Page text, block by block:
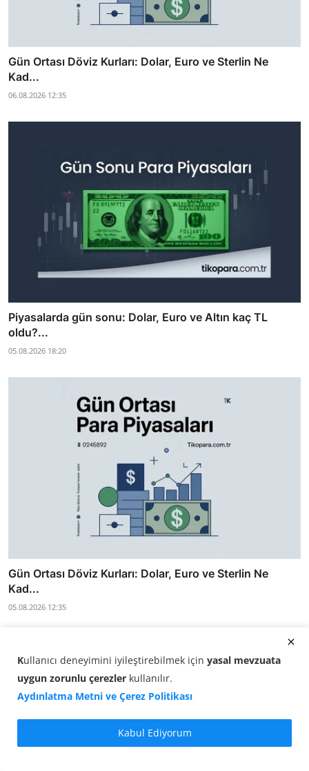
Gün Ortası Döviz Kurları: Dolar, Euro ve Sterlin Ne
Kad...
06.08.2026 12:35
Piyasalarda gün sonu: Dolar, Euro ve Altın kaç TL
oldu?...
05.08.2026 18:20
Gün Ortası Döviz Kurları: Dolar, Euro ve Sterlin Ne
Kad...
05.08.2026 12:35
Dolar Kaç TL? USD/TL Sabah
Kuru (06 Haziran 2026)
Döviz Kurları: Dolar kuru 06 Haziran 2026
sabahında 46,1116 TL seviyesinde işlem
Kullanıcı deneyimini iyileştirebilmek için yasal mevzuata
uygun zorunlu çerezler kullanılır.
Aydınlatma Metni ve Çerez Politikası
Kabul Ediyorum